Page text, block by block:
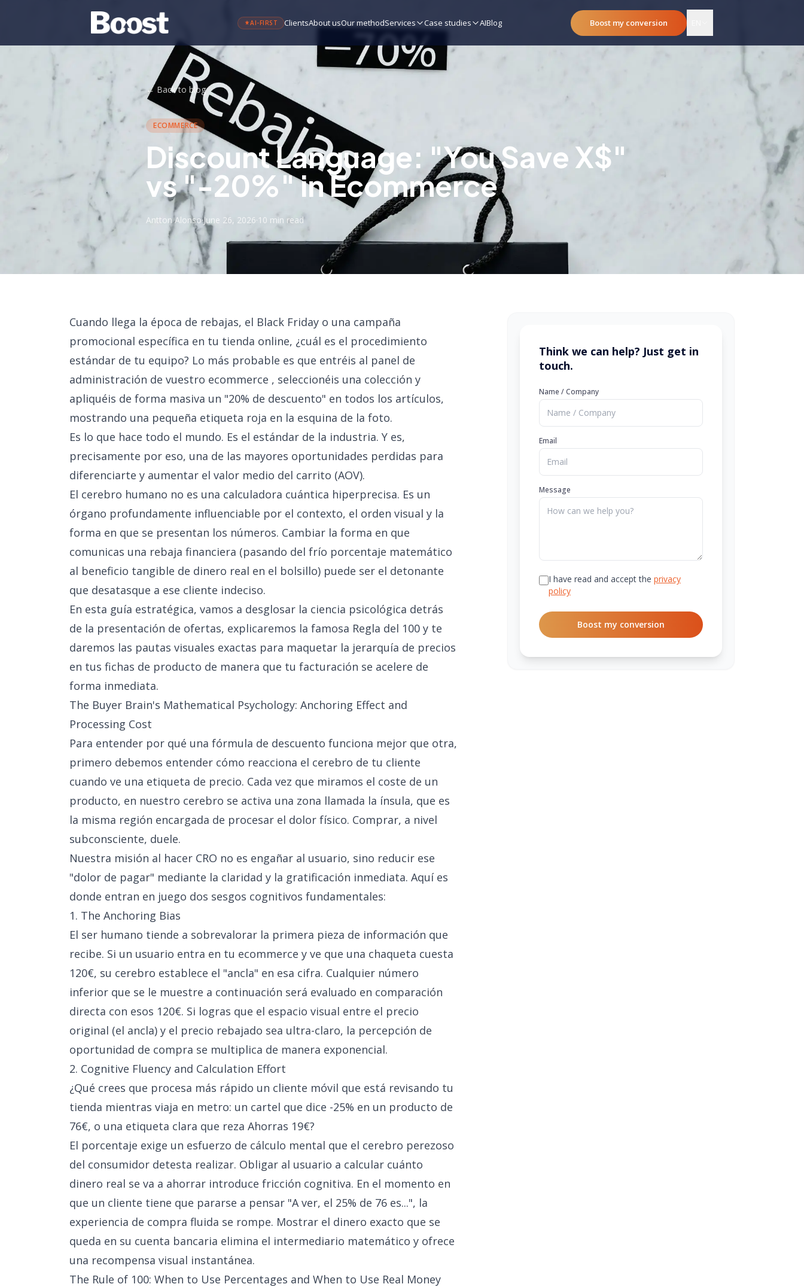
AI-FIRST ClientsAbout usOur methodServices Case studies AIBlog Boost my conversion
← Back to blog
ECOMMERCE
Discount Language: "You Save X$"
vs "-20%" in Ecommerce
Antton Alonso·June 26, 2026·10 min read
Cuando llega la época de rebajas, el Black Friday o una campaña
promocional específica en tu tienda online, ¿cuál es el procedimiento
estándar de tu equipo? Lo más probable es que entréis al panel de
administración de vuestro ecommerce , seleccionéis una colección y
apliquéis de forma masiva un "20% de descuento" en todos los artículos,
mostrando una pequeña etiqueta roja en la esquina de la foto.
Es lo que hace todo el mundo. Es el estándar de la industria. Y es,
precisamente por eso, una de las mayores oportunidades perdidas para
diferenciarte y aumentar el valor medio del carrito (AOV).
El cerebro humano no es una calculadora cuántica hiperprecisa. Es un
órgano profundamente influenciable por el contexto, el orden visual y la
forma en que se presentan los números. Cambiar la forma en que
comunicas una rebaja financiera (pasando del frío porcentaje matemático
al beneficio tangible de dinero real en el bolsillo) puede ser el detonante
que desatasque a ese cliente indeciso.
En esta guía estratégica, vamos a desglosar la ciencia psicológica detrás
de la presentación de ofertas, explicaremos la famosa Regla del 100 y te
daremos las pautas visuales exactas para maquetar la jerarquía de precios
en tus fichas de producto de manera que tu facturación se acelere de
forma inmediata.
The Buyer Brain's Mathematical Psychology: Anchoring Effect and
Processing Cost
Para entender por qué una fórmula de descuento funciona mejor que otra,
primero debemos entender cómo reacciona el cerebro de tu cliente
cuando ve una etiqueta de precio. Cada vez que miramos el coste de un
producto, en nuestro cerebro se activa una zona llamada la ínsula, que es
la misma región encargada de procesar el dolor físico. Comprar, a nivel
subconsciente, duele.
Nuestra misión al hacer CRO no es engañar al usuario, sino reducir ese
"dolor de pagar" mediante la claridad y la gratificación inmediata. Aquí es
donde entran en juego dos sesgos cognitivos fundamentales:
1. The Anchoring Bias
El ser humano tiende a sobrevalorar la primera pieza de información que
recibe. Si un usuario entra en tu ecommerce y ve que una chaqueta cuesta
120€, su cerebro establece el "ancla" en esa cifra. Cualquier número
inferior que se le muestre a continuación será evaluado en comparación
directa con esos 120€. Si logras que el espacio visual entre el precio
original (el ancla) y el precio rebajado sea ultra-claro, la percepción de
oportunidad de compra se multiplica de manera exponencial.
2. Cognitive Fluency and Calculation Effort
¿Qué crees que procesa más rápido un cliente móvil que está revisando tu
tienda mientras viaja en metro: un cartel que dice -25% en un producto de
76€, o una etiqueta clara que reza Ahorras 19€?
El porcentaje exige un esfuerzo de cálculo mental que el cerebro perezoso
del consumidor detesta realizar. Obligar al usuario a calcular cuánto
dinero real se va a ahorrar introduce fricción cognitiva. En el momento en
que un cliente tiene que pararse a pensar "A ver, el 25% de 76 es...", la
experiencia de compra fluida se rompe. Mostrar el dinero exacto que se
queda en su cuenta bancaria elimina el intermediario matemático y ofrece
una recompensa visual instantánea.
The Rule of 100: When to Use Percentages and When to Use Real Money
Think we can help? Just get in
touch.
Name / Company
Email
Message
I have read and accept the privacy
policy
Boost my conversion